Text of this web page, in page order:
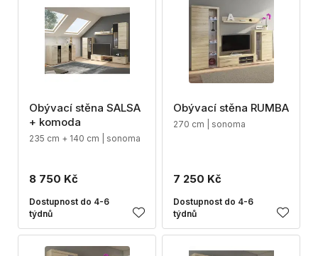
Obývací stěna SALSA
+ komoda
235 cm + 140 cm | sonoma
8 750 Kč
Dostupnost do 4-6
týdnů
Obývací stěna RUMBA
270 cm | sonoma
7 250 Kč
Dostupnost do 4-6
týdnů